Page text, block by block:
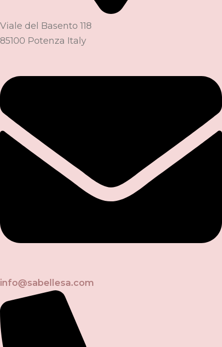
Viale del Basento 118
85100 Potenza Italy
info@sabellesa.com